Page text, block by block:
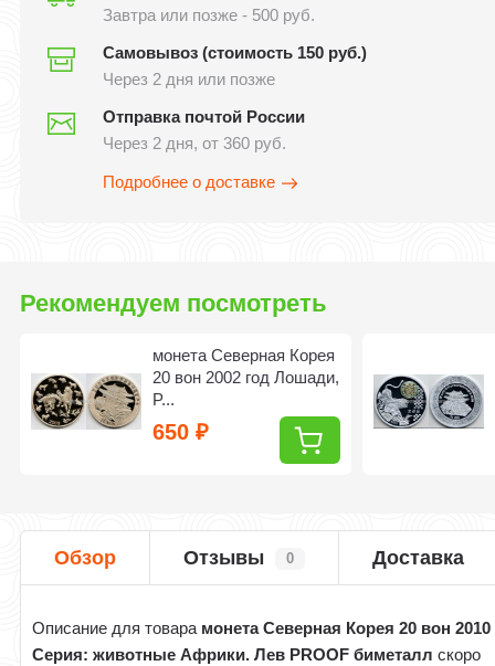
Завтра или позже - 500 руб.
Самовывоз (стоимость 150 руб.)
Через 2 дня или позже
Отправка почтой России
Через 2 дня, от 360 руб.
Подробнее о доставке
Рекомендуем посмотреть
монета Северная Корея
20 вон 2002 год Лошади,
P...
650₽
Обзор Отзывы 0 Доставка
Описание для товара монета Северная Корея 20 вон 2010
Серия: животные Африки. Лев PROOF биметалл скоро